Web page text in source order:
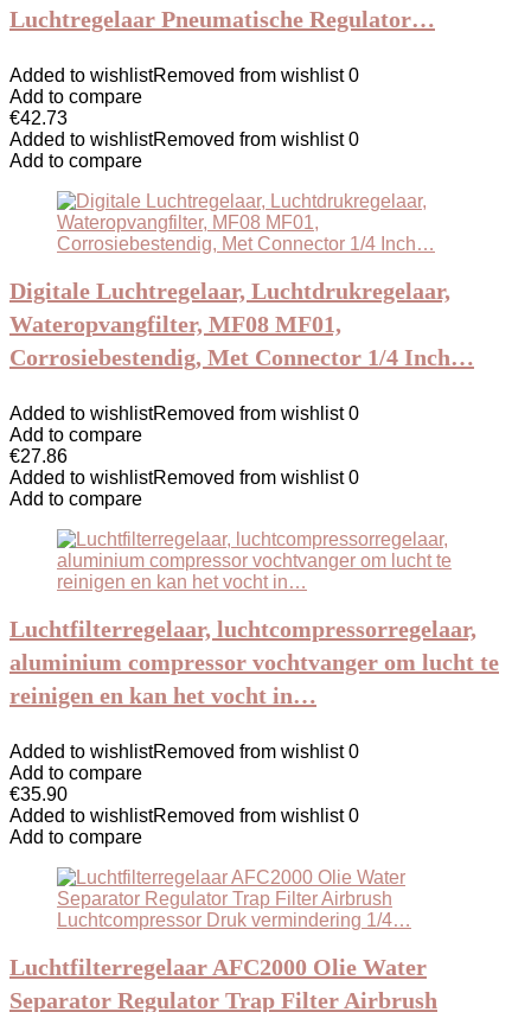
Luchtregelaar Pneumatische Regulator…
Added to wishlistRemoved from wishlist 0
Add to compare
€42.73
Added to wishlistRemoved from wishlist 0
Add to compare
Digitale Luchtregelaar, Luchtdrukregelaar,
Wateropvangfilter, MF08 MF01,
Corrosiebestendig, Met Connector 1/4 Inch…
Added to wishlistRemoved from wishlist 0
Add to compare
€27.86
Added to wishlistRemoved from wishlist 0
Add to compare
Luchtfilterregelaar, luchtcompressorregelaar,
aluminium compressor vochtvanger om lucht te
reinigen en kan het vocht in…
Added to wishlistRemoved from wishlist 0
Add to compare
€35.90
Added to wishlistRemoved from wishlist 0
Add to compare
Luchtfilterregelaar AFC2000 Olie Water
Separator Regulator Trap Filter Airbrush